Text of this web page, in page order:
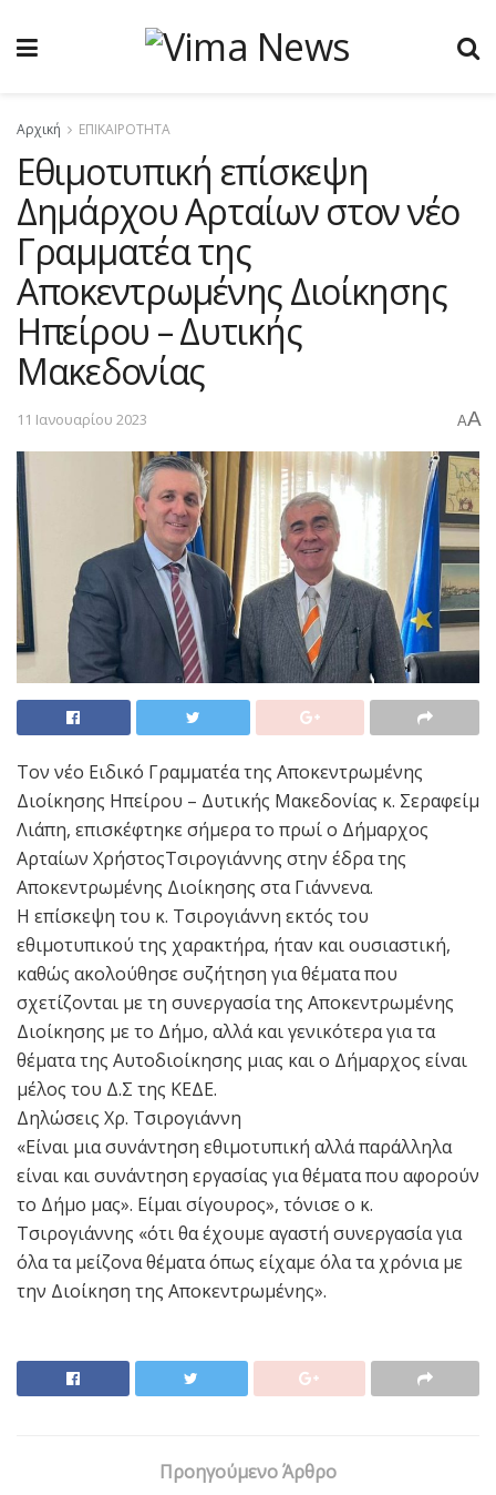
Αρχική ΕΠΙΚΑΙΡΟΤΗΤΑ
Εθιμοτυπική επίσκεψη
Δημάρχου Αρταίων στον νέο
Γραμματέα της
Αποκεντρωμένης Διοίκησης
Ηπείρου – Δυτικής
Μακεδονίας
11 Ιανουαρίου 2023 AA
Τον νέο Ειδικό Γραμματέα της Αποκεντρωμένης
Διοίκησης Ηπείρου – Δυτικής Μακεδονίας κ. Σεραφείμ
Λιάπη, επισκέφτηκε σήμερα το πρωί ο Δήμαρχος
Αρταίων ΧρήστοςΤσιρογιάννης στην έδρα της
Αποκεντρωμένης Διοίκησης στα Γιάννενα.
Η επίσκεψη του κ. Τσιρογιάννη εκτός του
εθιμοτυπικού της χαρακτήρα, ήταν και ουσιαστική,
καθώς ακολούθησε συζήτηση για θέματα που
σχετίζονται με τη συνεργασία της Αποκεντρωμένης
Διοίκησης με το Δήμο, αλλά και γενικότερα για τα
θέματα της Αυτοδιοίκησης μιας και ο Δήμαρχος είναι
μέλος του Δ.Σ της ΚΕΔΕ.
Δηλώσεις Χρ. Τσιρογιάννη
«Είναι μια συνάντηση εθιμοτυπική αλλά παράλληλα
είναι και συνάντηση εργασίας για θέματα που αφορούν
το Δήμο μας». Είμαι σίγουρος», τόνισε ο κ.
Τσιρογιάννης «ότι θα έχουμε αγαστή συνεργασία για
όλα τα μείζονα θέματα όπως είχαμε όλα τα χρόνια με
την Διοίκηση της Αποκεντρωμένης».
Προηγούμενο Άρθρο